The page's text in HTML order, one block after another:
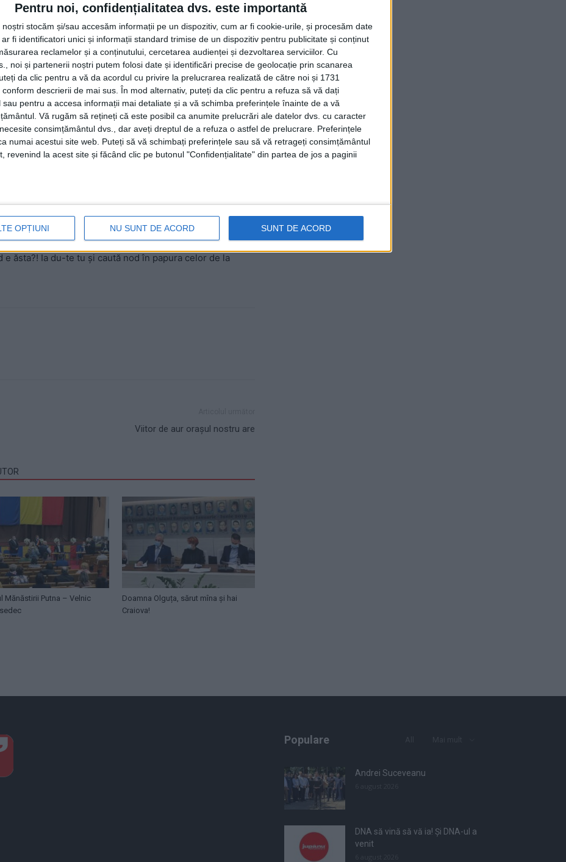
Pentru noi, confidențialitatea dvs. este importantă
noștri stocăm și/sau accesăm informații pe un dispozitiv, cum ar fi cookie-urile, și procesăm date
fi identificatori unici și informații standard trimise de un dispozitiv pentru publicitate și conținut
reclamelor și a conținutului, cercetarea audienței și dezvoltarea serviciilor. Cu
noi și partenerii noștri putem folosi date și identificări precise de geolocație prin scanarea
da clic pentru a vă da acordul cu privire la prelucrarea realizată de către noi și 1731
descrierii de mai sus. În mod alternativ, puteți da clic pentru a refuza să vă dați
sau pentru a accesa informații mai detaliate și a vă schimba preferințele înainte de a vă
Vă rugăm să rețineți că este posibil ca anumite prelucrări ale datelor dvs. cu caracter
consimțământul dvs., dar aveți dreptul de a refuza o astfel de prelucrare. Preferințele
numai acestui site web. Puteți să vă schimbați preferințele sau să vă retrageți consimțământul
revenind la acest site și făcând clic pe butonul "Confidențialitate" din partea de jos a paginii
OPȚIUNI NU SUNT DE ACORD SUNT DE ACORD
PSD al Consiliului Judeţean Suceava, Cătălin
îi dă lecţii de vestimentaţie deputatului PSD de
e ăsta?! Ia du-te tu şi caută nod în papura celor de la
Viitor de aur oraşul nostru are
Mănăstirii Putna – Velnic
Doamna Olguța, sărut mîna și hai
Craiova!
Populare
Andrei Suceveanu
DNA să vină să vă ia! Și DNA-ul a
venit